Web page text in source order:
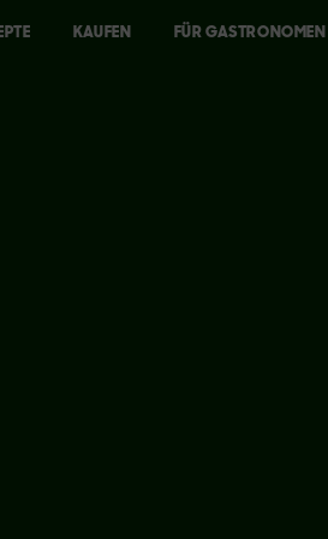
KAUFEN FÜR GASTRONOMEN